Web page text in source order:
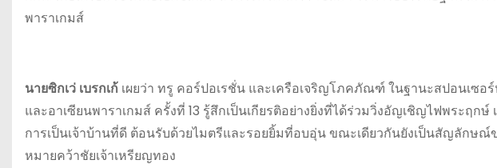
พาราเกมส์
นายซิกเว่ เบรกเก้ เผยว่า ทรู คอร์ปอเรชั่น และเครือเจริญโภคภัณฑ์ ในฐานะสปอนเซ
และอาเซียนพาราเกมส์ ครั้งที่ 13 รู้สึกเป็นเกียรติอย่างยิ่งที่ได้ร่วมวิ่งอัญเชิญไฟพระฤ
การเป็นเจ้าบ้านที่ดี ต้อนรับด้วยไมตรีและรอยยิ้มที่อบอุ่น ขณะเดียวกันยังเป็นสัญลักษณ์
หมายคว้าชัยเจ้าเหรียญทอง